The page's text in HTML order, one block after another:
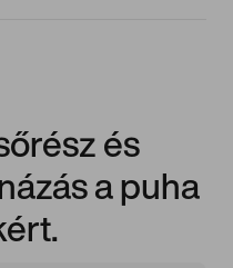
és
a puha